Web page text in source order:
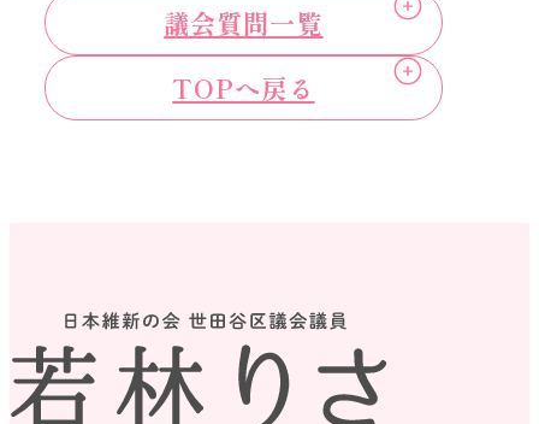
議会質問一覧
TOPへ戻る